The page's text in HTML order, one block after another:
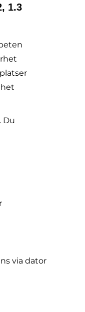
1.3
Du
via dator